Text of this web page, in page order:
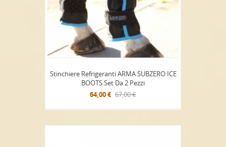
Stinchiere Refrigeranti ARMA SUBZERO ICE
BOOTS Set Da 2 Pezzi
64,00 € 67,00 €